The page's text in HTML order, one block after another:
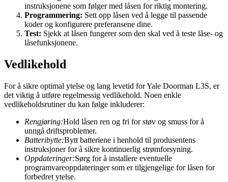
instruksjonene som følger med låsen for riktig montering.
Programmering: Sett opp låsen ved å legge til passende
koder og konfigurere preferansene dine.
Test: Sjekk at låsen fungerer som den skal ved å teste låse- og
låsefunksjonene.
Vedlikehold
For å sikre optimal ytelse og lang levetid for Yale Doorman L3S, er
det viktig å utføre regelmessig vedlikehold. Noen enkle
vedlikeholdsrutiner du kan følge inkluderer:
Rengjøring:Hold låsen ren og fri for støv og smuss for å
unngå driftsproblemer.
Batteribytte:Bytt batteriene i henhold til produsentens
instruksjoner for å sikre kontinuerlig strømforsyning.
Oppdateringer:Sørg for å installere eventuelle
programvareoppdateringer som er tilgjengelige for låsen for
forbedret ytelse.